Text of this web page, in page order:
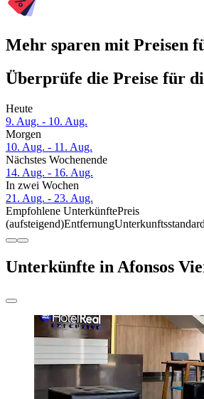
Mehr sparen mit Preisen
Überprüfe die Preise für
Heute
9. Aug. - 10. Aug.
Morgen
10. Aug. - 11. Aug.
Nächstes Wochenende
14. Aug. - 16. Aug.
In zwei Wochen
21. Aug. - 23. Aug.
Empfohlene UnterkünftePreis
(aufsteigend)EntfernungUnterkunftsstandard
Unterkünfte in Afonsos